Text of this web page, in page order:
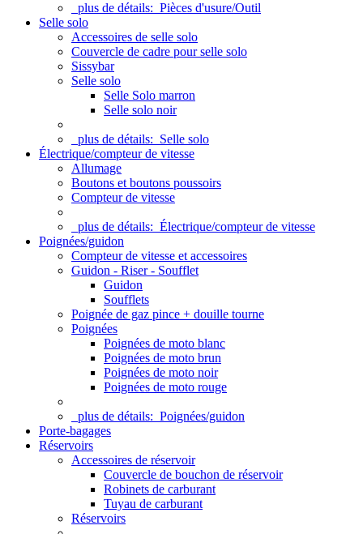
plus de détails: Pièces d'usure/Outil
Selle solo
Accessoires de selle solo
Couvercle de cadre pour selle solo
Sissybar
Selle solo
Selle Solo marron
Selle solo noir
plus de détails: Selle solo
Électrique/compteur de vitesse
Allumage
Boutons et boutons poussoirs
Compteur de vitesse
plus de détails: Électrique/compteur de vitesse
Poignées/guidon
Compteur de vitesse et accessoires
Guidon - Riser - Soufflet
Guidon
Soufflets
Poignée de gaz pince + douille tourne
Poignées
Poignées de moto blanc
Poignées de moto brun
Poignées de moto noir
Poignées de moto rouge
plus de détails: Poignées/guidon
Porte-bagages
Réservoirs
Accessoires de réservoir
Couvercle de bouchon de réservoir
Robinets de carburant
Tuyau de carburant
Réservoirs